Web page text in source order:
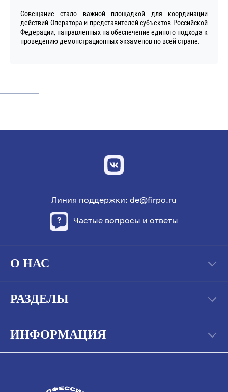
Совещание стало важной площадкой для координации
действий Оператора и представителей субъектов Российской
Федерации, направленных на обеспечение единого подхода к
проведению демонстрационных экзаменов по всей стране.
Линия поддержки: de@firpo.ru
Частые вопросы и ответы
О НАС
РАЗДЕЛЫ
ИНФОРМАЦИЯ